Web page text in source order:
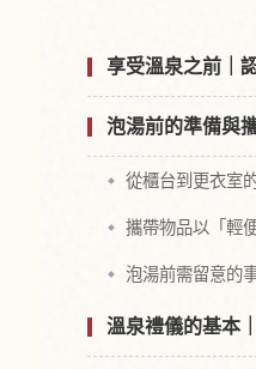
享受溫泉之前｜
泡湯前的準備與
從櫃台到更衣室
攜帶物品以「輕
泡湯前需留意的
溫泉禮儀的基本